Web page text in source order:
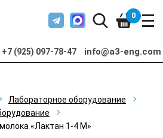
+7 (925) 097-78-47 info@a3-eng.com
0
Лабораторное оборудование
«Лактан 1-4 M»